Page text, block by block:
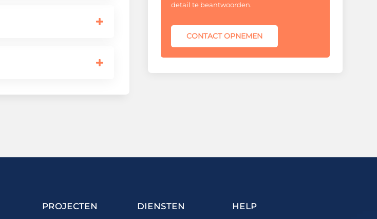
detail te beantwoorden.
CONTACT OPNEMEN
PROJECTEN DIENSTEN HELP